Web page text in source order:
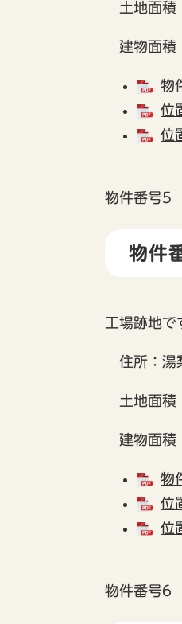
土地面積
建物面積
物
位
位
物件番号5
物件
工場跡地で
住所：湯
土地面積
建物面積
物
位
位
物件番号6